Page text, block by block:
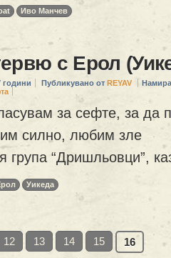
Иво Манчев
с Ерол
години Публикувано от REYAV
за сефте, за да
силно, любим зле
група “Дришльовци”,
Уикеда
12 13 14 15 16